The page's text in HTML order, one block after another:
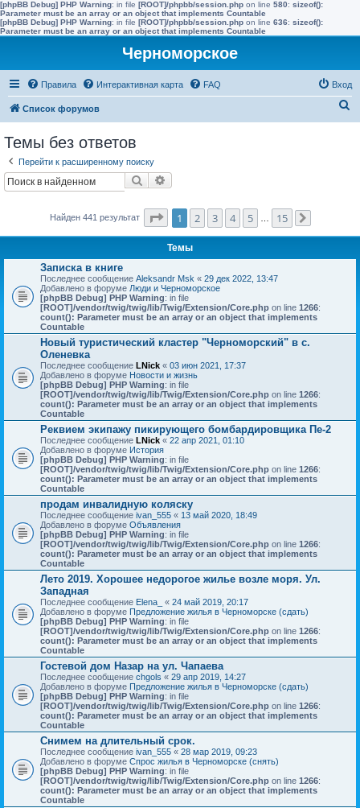
[phpBB Debug] PHP Warning: in file [ROOT]/phpbb/session.php on line 580: sizeof():
Parameter must be an array or an object that implements Countable
[phpBB Debug] PHP Warning: in file [ROOT]/phpbb/session.php on line 636: sizeof():
Parameter must be an array or an object that implements Countable
Черноморское
Правила Интерактивная карта FAQ Вход
Список форумов
Темы без ответов
Перейти к расширенному поиску
Поиск
Найден 441 результат Страница1 из
1 2 3 4 5 15
Темы
Записка в книге
Последнее сообщение Aleksandr Msk « 29 дек 2022, 13:47
Добавлено в форуме Люди и Черноморское
[phpBB Debug] PHP Warning: in file
[ROOT]/vendor/twig/twig/lib/Twig/Extension/Core.php on line 1266:
count(): Parameter must be an array or an object that implements
Countable
Новый туристический кластер "Черноморский" в с.
Оленевка
Последнее сообщение LNick « 03 июн 2021, 17:37
Добавлено в форуме Новости и жизнь
[phpBB Debug] PHP Warning: in file
[ROOT]/vendor/twig/twig/lib/Twig/Extension/Core.php on line 1266:
count(): Parameter must be an array or an object that implements
Countable
Реквием экипажу пикирующего бомбардировщика Пе-2
Последнее сообщение LNick « 22 апр 2021, 01:10
Добавлено в форуме История
[phpBB Debug] PHP Warning: in file
[ROOT]/vendor/twig/twig/lib/Twig/Extension/Core.php on line 1266:
count(): Parameter must be an array or an object that implements
Countable
продам инвалидную коляску
Последнее сообщение ivan_555 « 13 май 2020, 18:49
Добавлено в форуме Объявления
[phpBB Debug] PHP Warning: in file
[ROOT]/vendor/twig/twig/lib/Twig/Extension/Core.php on line 1266:
count(): Parameter must be an array or an object that implements
Countable
Лето 2019. Хорошее недорогое жилье возле моря. Ул.
Западная
Последнее сообщение Elena_ « 24 май 2019, 20:17
Добавлено в форуме Предложение жилья в Черноморске (сдать)
[phpBB Debug] PHP Warning: in file
[ROOT]/vendor/twig/twig/lib/Twig/Extension/Core.php on line 1266:
count(): Parameter must be an array or an object that implements
Countable
Гостевой дом Назар на ул. Чапаева
Последнее сообщение chgols « 29 апр 2019, 14:27
Добавлено в форуме Предложение жилья в Черноморске (сдать)
[phpBB Debug] PHP Warning: in file
[ROOT]/vendor/twig/twig/lib/Twig/Extension/Core.php on line 1266:
count(): Parameter must be an array or an object that implements
Countable
Снимем на длительный срок.
Последнее сообщение ivan_555 « 28 мар 2019, 09:23
Добавлено в форуме Спрос жилья в Черноморске (снять)
[phpBB Debug] PHP Warning: in file
[ROOT]/vendor/twig/twig/lib/Twig/Extension/Core.php on line 1266:
count(): Parameter must be an array or an object that implements
Countable